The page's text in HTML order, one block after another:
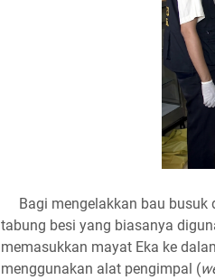
Bagi mengelakkan bau busuk
tabung besi yang biasanya
memasukkan mayat Eka ke
menggunakan alat pengimpal (